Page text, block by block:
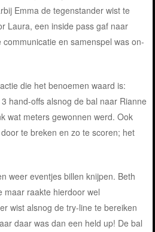
Emma de tegenstander wist te
Laura, een inside pass gaf naar
en samenspel was on-
die het benoemen waard is:
hand-offs alsnog de bal naar Rianne
wat meters gewonnen werd. Ook
te breken en zo te scoren; het
weer eventjes billen knijpen. Beth
maar raakte hierdoor wel
wist alsnog de try-line te bereiken
daar was dan een held up! De bal